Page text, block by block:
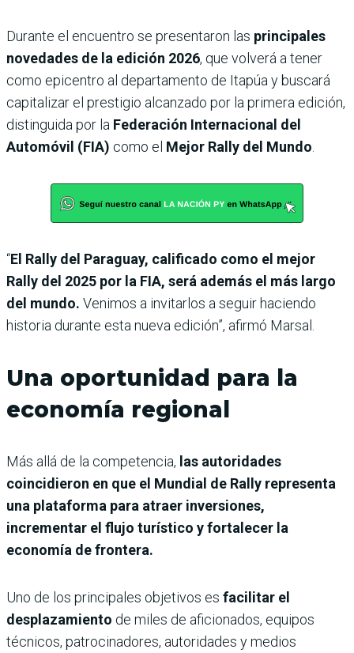
Durante el encuentro se presentaron las principales
novedades de la edición 2026, que volverá a tener
como epicentro al departamento de Itapúa y buscará
capitalizar el prestigio alcanzado por la primera edición,
distinguida por la Federación Internacional del
Automóvil (FIA) como el Mejor Rally del Mundo.
“El Rally del Paraguay, calificado como el mejor
Rally del 2025 por la FIA, será además el más largo
del mundo. Venimos a invitarlos a seguir haciendo
historia durante esta nueva edición”, afirmó Marsal.
Una oportunidad para la
economía regional
Más allá de la competencia, las autoridades
coincidieron en que el Mundial de Rally representa
una plataforma para atraer inversiones,
incrementar el flujo turístico y fortalecer la
economía de frontera.
Uno de los principales objetivos es facilitar el
desplazamiento de miles de aficionados, equipos
técnicos, patrocinadores, autoridades y medios